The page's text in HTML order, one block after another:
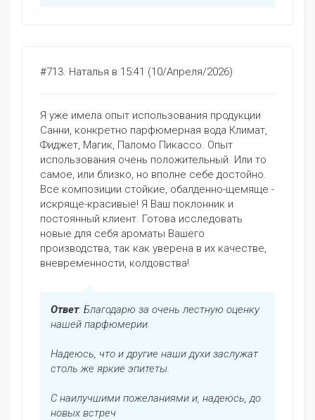
#713. Наталья в 15:41 (10/Апреля/2026)
Я уже имела опыт использования продукции
Санни, конкретно парфюмерная вода Климат,
Фиджет, Магик, Паломо Пикассо. Опыт
использования очень положительный. Или то
самое, или близко, но вполне себе достойно.
Все композиции стойкие, обалденно-щемяще -
искряще-красивые! Я Ваш поклонник и
постоянный клиент. Готова исследовать
новые для себя ароматы Вашего
производства, так как уверена в их качестве,
вневременности, колдовства!
Ответ: Благодарю за очень лестную оценку
нашей парфюмерии.
Надеюсь, что и другие наши духи заслужат
столь же яркие эпитеты.
С наилучшими пожеланиями и, надеюсь, до
новых встреч